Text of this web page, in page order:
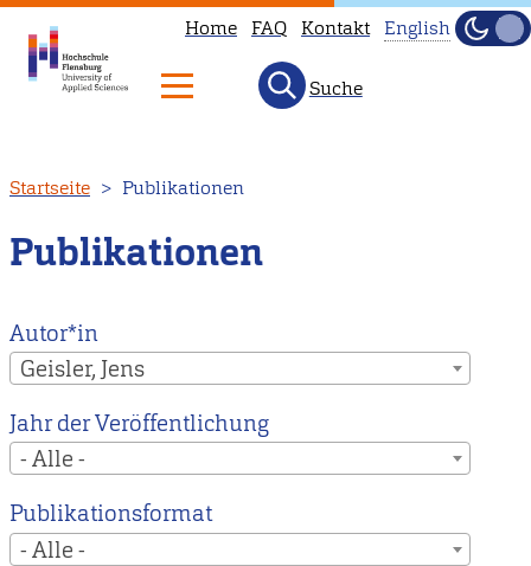
zum
Inhalt
Home FAQ Kontakt
to
our
main
instead.
English
Hell
Suche
Startseite Publikationen
Publikationen
Autor*in
Geisler, Jens
Jahr der Veröffentlichung
- Alle -
Publikationsformat
- Alle -